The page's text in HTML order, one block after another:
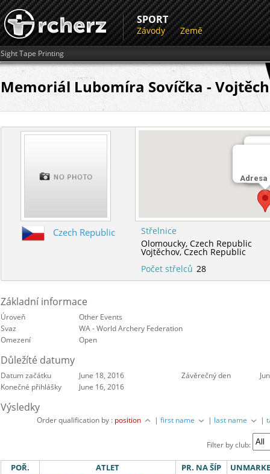
SPORT
Závody Země
Sight Tape Printing
Memoriál Lubomíra Sovíčka -
Adresa
Czech Republic
Střelnice
Olomoucky,Czech Republic
Vojtěchov,Czech Republic
Počet střelců 28
Základní informace
Úroveň
Other Events
Svaz
WA - World Archery Federation
Omezení
Open
Důležíté datumy
Datum začátku June 18, 2016 Závěrečný den
Konečné přihlášky
June 16, 2016
Výsledky
Order qualification by : position |first name | last name |
Filter by club:
POŘ. ATLET PR. NA ŠÍP